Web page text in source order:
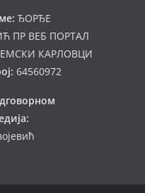
ЂОРЂЕ
ПР ВЕБ ПОРТАЛ
КАРЛОВЦИ
64560972